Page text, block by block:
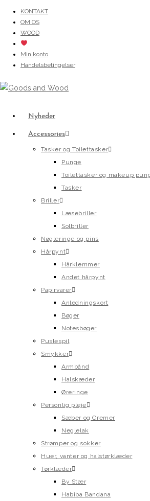
content
KONTAKT
OM OS
WOOD
Min konto
Handelsbetingelser
Nyheder
Accessories
Tasker og Toilettasker
Punge
Toilettasker og makeup
Tasker
Briller
Læsebriller
Solbriller
Nøgleringe og pins
Hårpynt
Hårklemmer
Andet hårpynt
Papirvarer
Anledningskort
Bøger
Notesbøger
Puslespil
Smykker
Armbånd
Halskæder
Øreringe
Personlig pleje
Sæber og Cremer
Neglelak
Strømper og sokker
Huer, vanter og halstørklæder
Tørklæder
By Stær
Habiba Bandana